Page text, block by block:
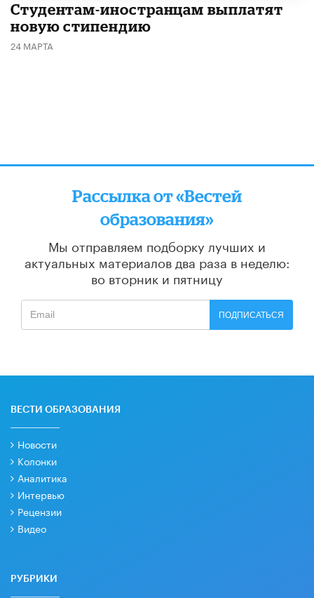
Студентам-иностранцам выплатят
новую стипендию
24 МАРТА
Рассылка от «Вестей
образования»
Мы отправляем подборку лучших и
актуальных материалов два раза в неделю:
во вторник и пятницу
ПОДПИСАТЬСЯ
ВЕСТИ ОБРАЗОВАНИЯ
Новости
Колонки
Аналитика
Интервью
Рецензии
Видео
РУБРИКИ